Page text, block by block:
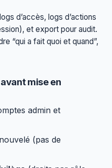
d’accès, logs d’actions
et export pour audit.
“qui a fait quoi et quand”,
mise en
admin et
(pas de